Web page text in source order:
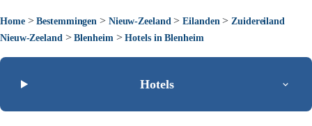
Home>Bestemmingen > Nieuw-Zeeland >Eilanden > Zuidereiland
Nieuw-Zeeland >Blenheim >Hotels in Blenheim
Hotels